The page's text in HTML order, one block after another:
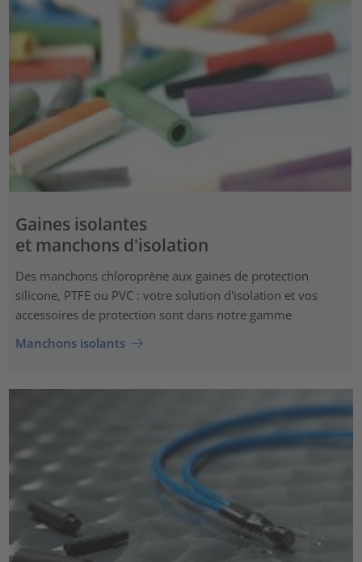
Gaines isolantes
et manchons d'isolation
Des manchons chloroprène aux gaines de protection
silicone, PTFE ou PVC : votre solution d'isolation et vos
accessoires de protection sont dans notre gamme
Manchons isolants